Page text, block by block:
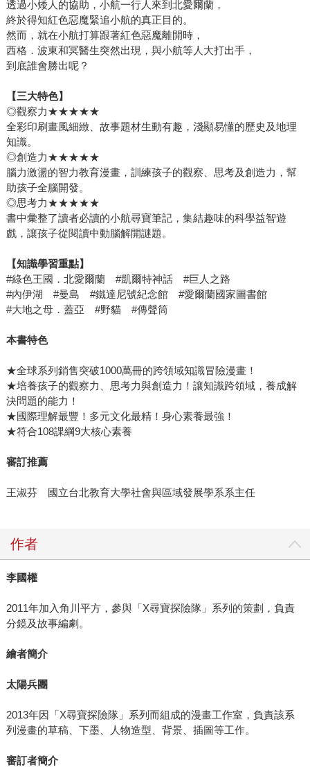
透過小矮人的協助，小航一行人來到北愛爾蘭，
終於得知紅色惡魔緊追小航的真正目的。
然而，就在小航打算跟著紅色惡魔離開時，
西格．波東和冥醫生突然出現，與小航等人大打出手，
到底誰會勝出呢？
【三大特色】
◎觀察力★★★★★
全彩印刷畫風細緻、故事題材生動有趣，淺顯易懂的歷史及地理
知識。
◎創造力★★★★★
腦力激盪的智力教育漫畫，訓練孩子的觀察、思考及創造力，幫
助孩子全腦開發。
◎思考力★★★★★
書中彙整了讀者必讀的小航尋寶筆記，集結趣味的科學益智遊
戲，讓孩子從閱讀中動腦解開謎題。
【知識學習重點】
#綠色王國．北愛爾蘭 #凱爾特神話 #巨人之路
#內伊湖 #曼島 #鐵達尼號紀念館 #愛爾蘭國家圖書館
#大地之母．蓋亞 #野貓 #傳聲筒
本書特色
★全球系列銷售突破1000萬冊的跨領域知識冒險漫畫！
★培養孩子的觀察力、思考力與創造力！讓知識跨領域，養成解
決問題的能力！
★國際理解最豐！多元文化最精！身心素養最強！
★符合108課綱9大核心素養
審訂推薦
王淑芬 國立台北教育大學社會與區域發展學系系主任
作者
李國權
2011年加入角川平方，參與「X尋寶探險隊」系列的策劃，負責
分鏡及故事編劇。
繪者簡介
太陽兵團
2013年因「X尋寶探險隊」系列而組成的漫畫工作室，負責該系
列漫畫的草稿、下墨、人物造型、背景、插圖等工作。
審訂者簡介